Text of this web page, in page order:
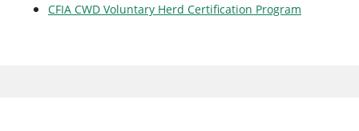
CFIA CWD Voluntary Herd Certification Program